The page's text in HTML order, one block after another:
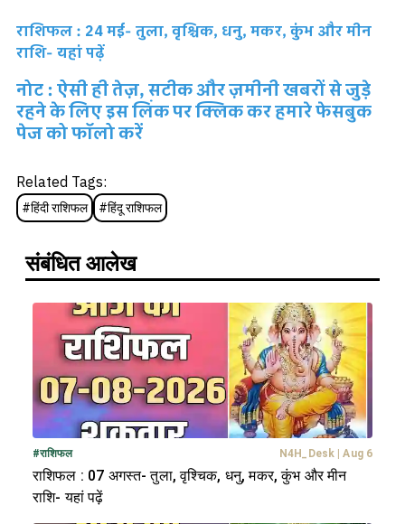
राशिफल : 24 मई- तुला, वृश्चिक, धनु, मकर, कुंभ और मीन
राशि- यहां पढ़ें
नोट : ऐसी ही तेज़, सटीक और ज़मीनी खबरों से जुड़े
रहने के लिए इस लिंक पर क्लिक कर हमारे फेसबुक
पेज को फॉलो करें
Related Tags:
#हिंदी राशिफल #हिंदू राशिफल
संबंधित आलेख
#राशिफल N4H_Desk Aug 6
राशिफल : 07 अगस्त- तुला, वृश्चिक, धनु, मकर, कुंभ और मीन
राशि- यहां पढ़ें